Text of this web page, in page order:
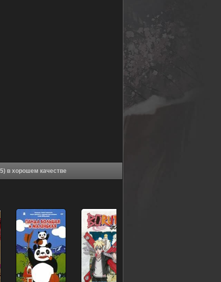
Аниме По велению адской сестры [ТВ-2] (2015) в хорошем качестве